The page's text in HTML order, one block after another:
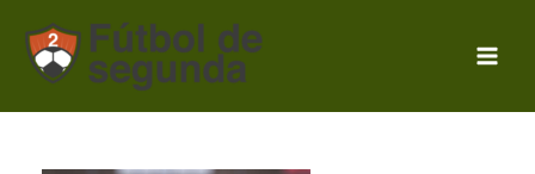
contenido